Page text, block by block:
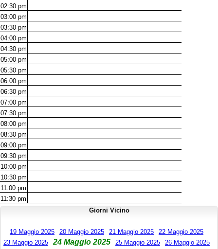
02:30 pm
03:00 pm
03:30 pm
04:00 pm
04:30 pm
05:00 pm
05:30 pm
06:00 pm
06:30 pm
07:00 pm
07:30 pm
08:00 pm
08:30 pm
09:00 pm
09:30 pm
10:00 pm
10:30 pm
11:00 pm
11:30 pm
Giorni Vicino
19 Maggio 2025 20 Maggio 2025 21 Maggio 2025
22 Maggio 2025
23 Maggio 2025
24 Maggio 2025 25 Maggio 2025
26 Maggio 2025